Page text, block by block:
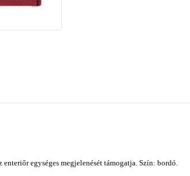
egységes megjelenését támogatja. Szín: bordó.